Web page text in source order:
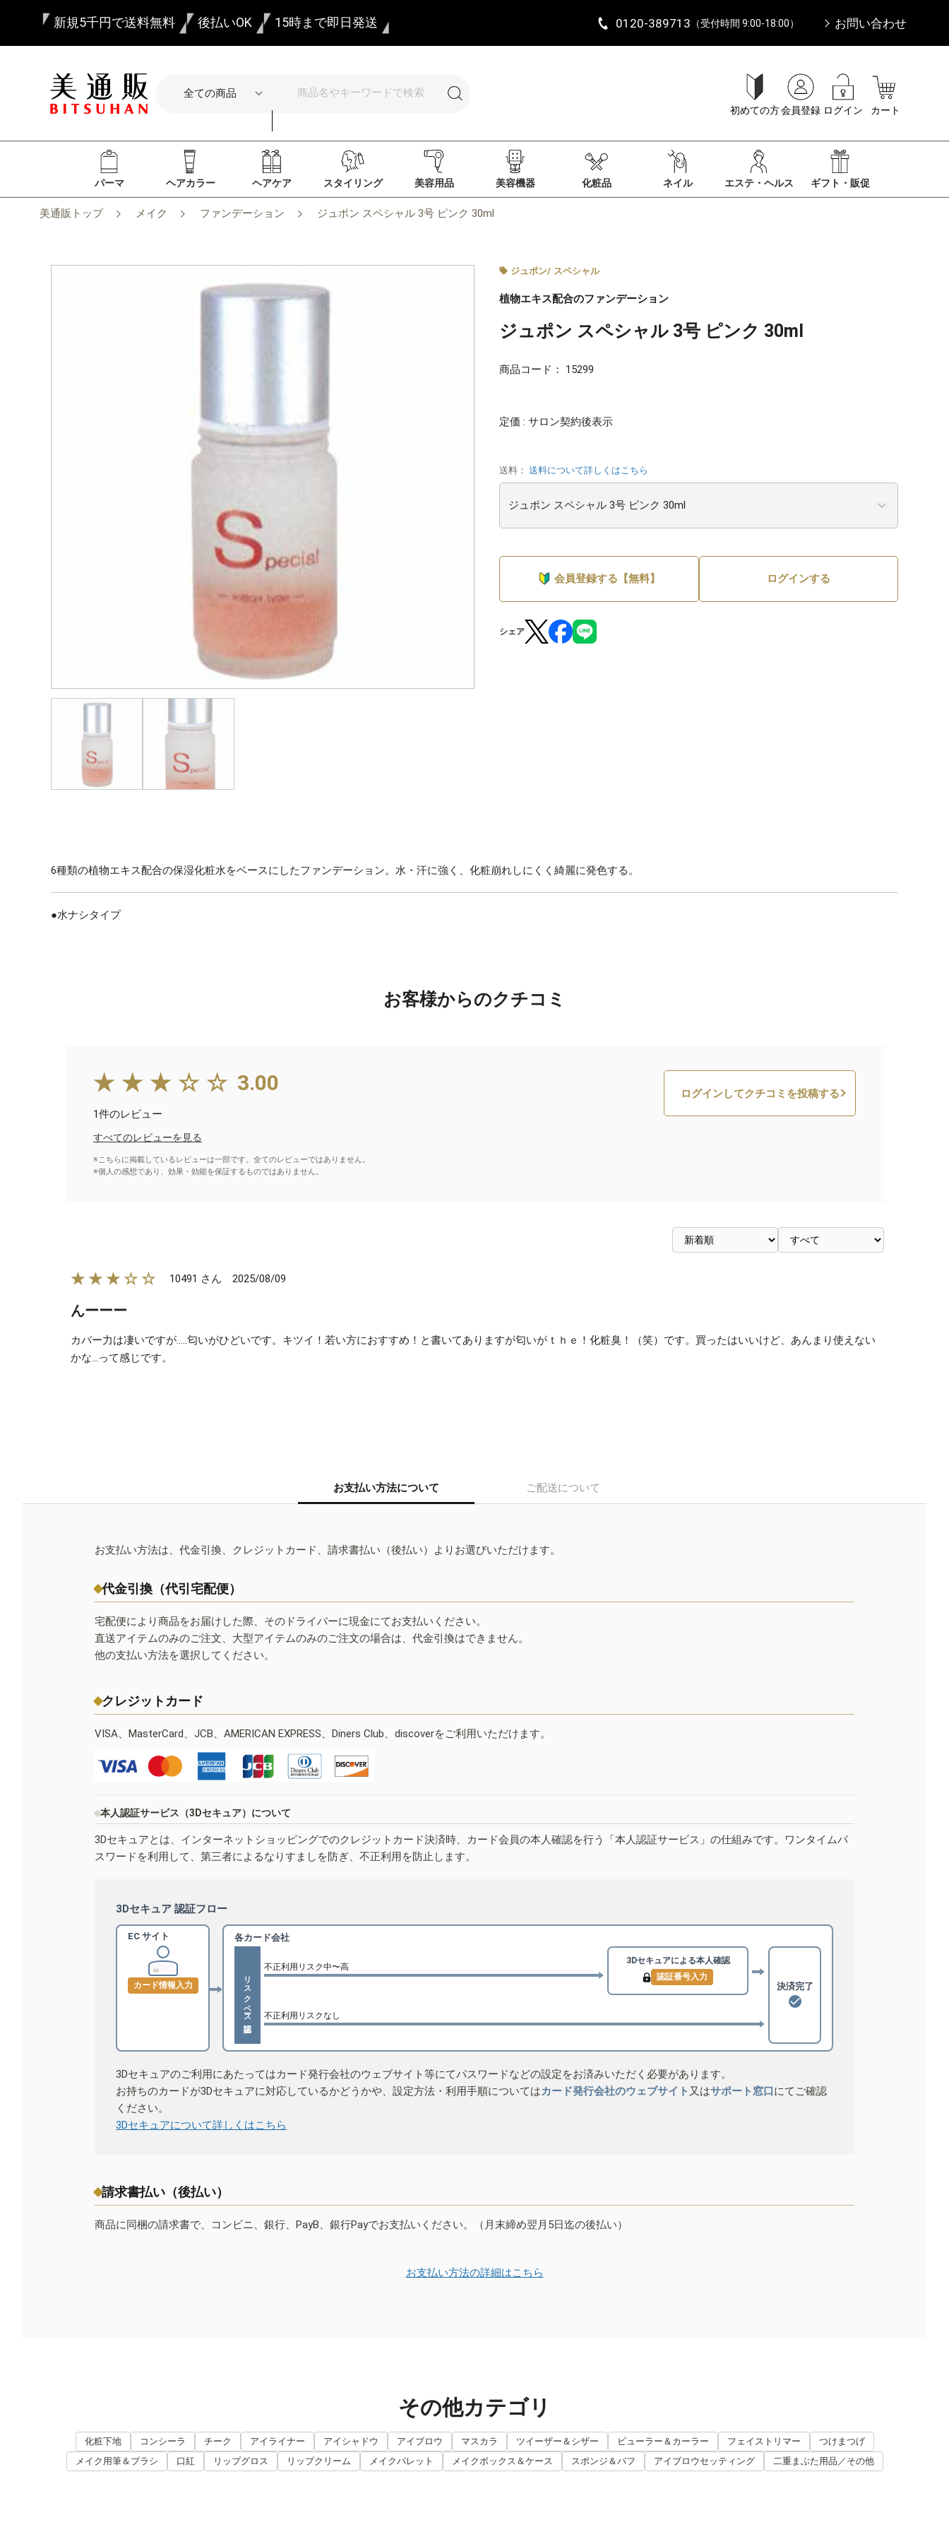
新規5千円で送料無料 後払いOK 15時まで即日発送 0120-389713 （受付時間 9:00-18:00） お問い合わせ
初めての方会員登録 ログイン カート
パーマ ヘアカラー ヘアケア スタイリング 美容用品 美容機器 化粧品 ネイル エステ・ヘルス ギフト・販促
美通販トップ メイク ファンデーション ジュポン スペシャル 3号 ピンク 30ml
ジュポン/ スペシャル
植物エキス配合のファンデーション
ジュポン スペシャル 3号 ピンク 30ml
商品コード： 15299
定価 : サロン契約後表示
送料： 送料について詳しくはこちら
会員登録する【無料】 ログインする
シェア
6種類の植物エキス配合の保湿化粧水をベースにしたファンデーション。水・汗に強く、化粧崩れしにくく綺麗に発色する。
●水ナシタイプ
お客様からのクチコミ
★★★☆☆ 3.00
1件のレビュー
すべてのレビューを見る
※こちらに掲載しているレビューは一部です。全てのレビューではありません。
※個人の感想であり、効果・効能を保証するものではありません。
ログインしてクチコミを投稿する
★★★☆☆ 10491 さん 2025/08/09
んーーー
カバー力は凄いですが.....匂いがひどいです。キツイ！若い方におすすめ！と書いてありますが匂いがｔｈｅ！化粧臭！（笑）です。買ったはいいけど、あんまり使えない
かな...って感じです。
お支払い方法について ご配送について
お支払い方法は、代金引換、クレジットカード、請求書払い（後払い）よりお選びいただけます。
代金引換（代引宅配便）
宅配便により商品をお届けした際、そのドライバーに現金にてお支払いください。
直送アイテムのみのご注文、大型アイテムのみのご注文の場合は、代金引換はできません。
他の支払い方法を選択してください。
クレジットカード
VISA、MasterCard、JCB、AMERICAN EXPRESS、Diners Club、discoverをご利用いただけます。
本人認証サービス（3Dセキュア）について
3Dセキュアとは、インターネットショッピングでのクレジットカード決済時、カード会員の本人確認を行う「本人認証サービス」の仕組みです。ワンタイムパ
スワードを利用して、第三者によるなりすましを防ぎ、不正利用を防止します。
3Dセキュア 認証フロー
EC サイト
カード情報入力
各カード会社
リスクベース認証
不正利用リスク中〜高
3Dセキュアによる本人確認
認証番号入力
不正利用リスクなし
決済完了
3Dセキュアのご利用にあたってはカード発行会社のウェブサイト等にてパスワードなどの設定をお済みいただく必要があります。
お持ちのカードが3Dセキュアに対応しているかどうかや、設定方法・利用手順についてはカード発行会社のウェブサイト 又はサポート窓口にてご確認
ください。
3Dセキュアについて詳しくはこちら
請求書払い（後払い）
商品に同梱の請求書で、コンビニ、銀行、PayB、銀行Payでお支払いください。（月末締め翌月5日迄の後払い）
お支払い方法の詳細はこちら
その他カテゴリ
化粧下地 コンシーラ チーク アイライナー アイシャドウ アイブロウ マスカラ ツイーザー＆シザー ビューラー＆カーラー フェイストリマー
つけまつげ
メイク用筆＆ブラシ
口紅 リップグロス リップクリーム メイクパレット メイクボックス＆ケース スポンジ＆パフ アイブロウセッティング 二重まぶた用品／その他